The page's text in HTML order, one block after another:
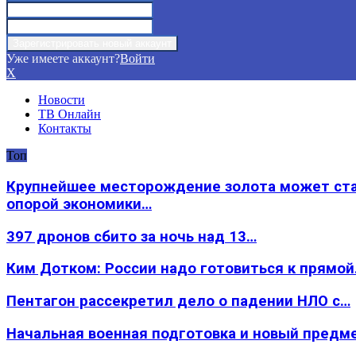
Уже имеете аккаунт?Войти
X
Новости
ТВ Онлайн
Контакты
Топ
Крупнейшее месторождение золота может
опорой экономики…
397 дронов сбито за ночь над 13…
Ким Дотком: России надо готовиться к
Пентагон рассекретил дело о падении НЛО с…
Начальная военная подготовка и новый